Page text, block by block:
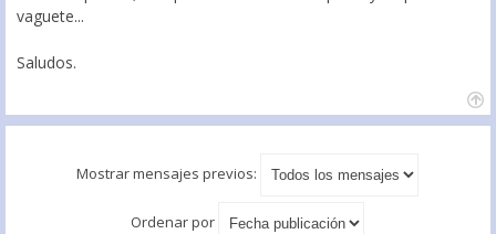
vaguete...
Saludos.
Mostrar mensajes previos:
Ordenar por